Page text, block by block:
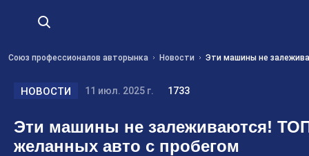
Союз профессионалов авторынка Новости Эти машины не
НОВОСТИ 11 июл. 2025 г. 1733
Эти машины не залеживаются!
желанных авто с пробегом